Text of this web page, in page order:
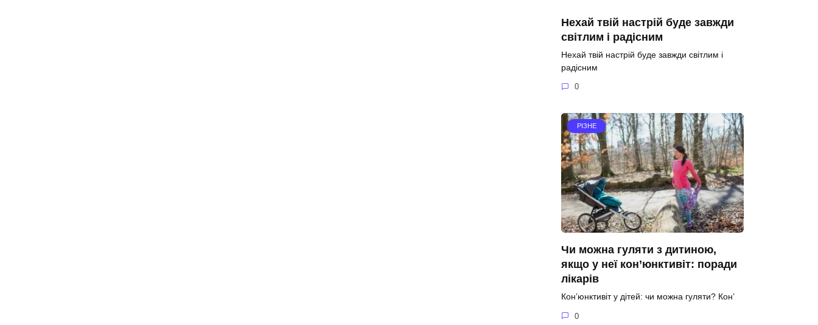
Нехай твій настрій буде завжди
світлим і радісним
Нехай твій настрій буде завжди світлим і
радісним
0
РІЗНЕ
Чи можна гуляти з дитиною,
якщо у неї кон’юнктивіт: поради
лікарів
Кон’юнктивіт у дітей: чи можна гуляти? Кон’
0